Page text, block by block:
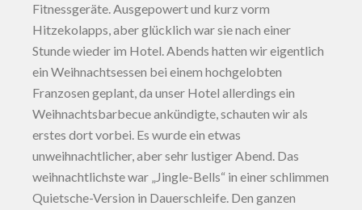
Fitnessgeräte. Ausgepowert und kurz vorm
Hitzekolapps, aber glücklich war sie nach einer
Stunde wieder im Hotel. Abends hatten wir eigentlich
ein Weihnachtsessen bei einem hochgelobten
Franzosen geplant, da unser Hotel allerdings ein
Weihnachtsbarbecue ankündigte, schauten wir als
erstes dort vorbei. Es wurde ein etwas
unweihnachtlicher, aber sehr lustiger Abend. Das
weihnachtlichste war „Jingle-Bells“ in einer schlimmen
Quietsche-Version in Dauerschleife. Den ganzen